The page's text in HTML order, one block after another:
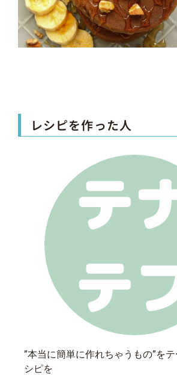
レシピを作った人
”本当に簡単に作れちゃうもの”を
シピを